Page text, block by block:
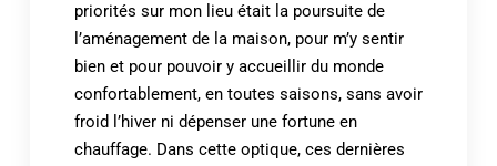
priorités sur mon lieu était la poursuite de
l’aménagement de la maison, pour m’y sentir
bien et pour pouvoir y accueillir du monde
confortablement, en toutes saisons, sans avoir
froid l’hiver ni dépenser une fortune en
chauffage. Dans cette optique, ces dernières